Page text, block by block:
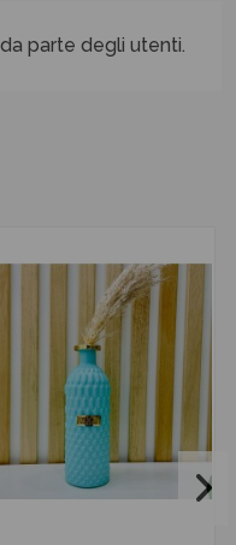
parte degli utenti.